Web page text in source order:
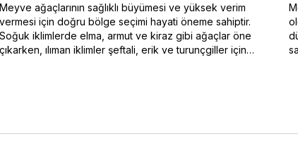
Meyve ağaçlarının sağlıklı büyümesi ve yüksek verim
vermesi için doğru bölge seçimi hayati öneme sahiptir.
Soğuk iklimlerde elma, armut ve kiraz gibi ağaçlar öne
çıkarken, ılıman iklimler şeftali, erik ve turunçgiller için
verimli ve sağlıklı meyve hasadı elde edebilirsiniz.